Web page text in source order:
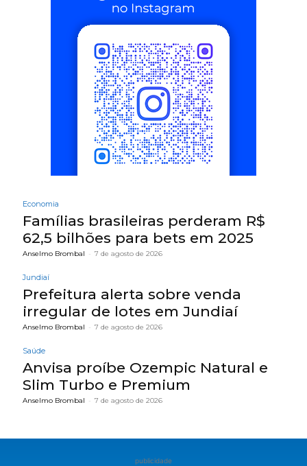
Economia
Famílias brasileiras perderam R$
62,5 bilhões para bets em 2025
Anselmo Brombal - 7 de agosto de 2026
Jundiaí
Prefeitura alerta sobre venda
irregular de lotes em Jundiaí
Anselmo Brombal - 7 de agosto de 2026
Saúde
Anvisa proíbe Ozempic Natural e
Slim Turbo e Premium
Anselmo Brombal - 7 de agosto de 2026
publicidade